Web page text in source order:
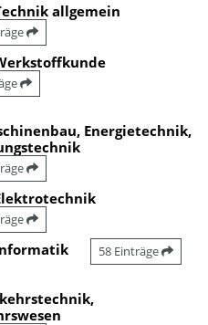
allgemein
Energietechnik,
58 Einträge